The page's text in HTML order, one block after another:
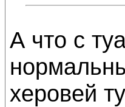
А что с
херовей